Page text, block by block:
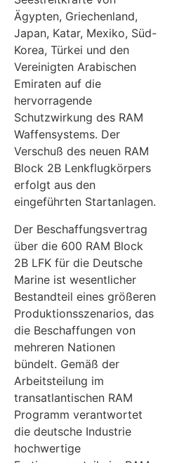
Ägypten, Griechenland,
Japan, Katar, Mexiko, Süd-
Korea, Türkei und den
Vereinigten Arabischen
Emiraten auf die
hervorragende
Schutzwirkung des RAM
Waffensystems. Der
Verschuß des neuen RAM
Block 2B Lenkflugkörpers
erfolgt aus den
eingeführten Startanlagen.
Der Beschaffungsvertrag
über die 600 RAM Block
2B LFK für die Deutsche
Marine ist wesentlicher
Bestandteil eines größeren
Produktionsszenarios, das
die Beschaffungen von
mehreren Nationen
bündelt. Gemäß der
Arbeitsteilung im
transatlantischen RAM
Programm verantwortet
die deutsche Industrie
hochwertige